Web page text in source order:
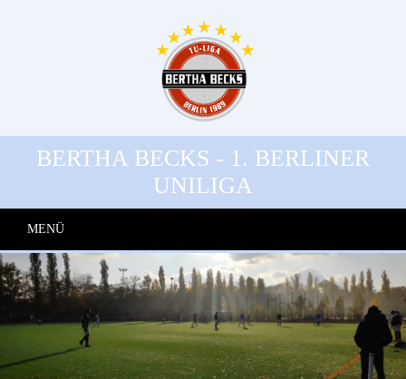
BERTHA BECKS - 1. BERLINER
UNILIGA
MENÜ